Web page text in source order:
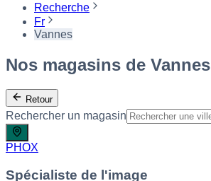
Recherche
Fr
Vannes
Nos magasins de Vannes
Retour
Rechercher un magasin
PHOX
Spécialiste de l'image